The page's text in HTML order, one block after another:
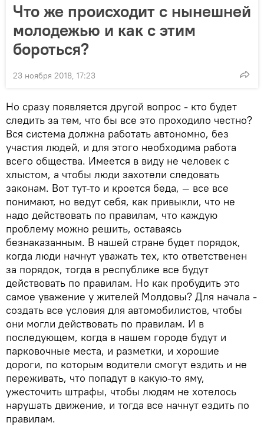
Что же происходит с нынешней
молодежью и как с этим
бороться?
23 ноября 2018, 17:23
Но сразу появляется другой вопрос - кто будет
следить за тем, что бы все это проходило честно?
Вся система должна работать автономно, без
участия людей, и для этого необходима работа
всего общества. Имеется в виду не человек с
хлыстом, а чтобы люди захотели следовать
законам. Вот тут-то и кроется беда, — все все
понимают, но ведут себя, как привыкли, что не
надо действовать по правилам, что каждую
проблему можно решить, оставаясь
безнаказанным. В нашей стране будет порядок,
когда люди начнут уважать тех, кто ответственен
за порядок, тогда в республике все будут
действовать по правилам. Но как пробудить это
самое уважение у жителей Молдовы? Для начала -
создать все условия для автомобилистов, чтобы
они могли действовать по правилам. И в
последующем, когда в нашем городе будут и
парковочные места, и разметки, и хорошие
дороги, по которым водители смогут ездить и не
переживать, что попадут в какую-то яму,
ужесточить штрафы, чтобы людям не хотелось
нарушать движение, и тогда все начнут ездить по
правилам.